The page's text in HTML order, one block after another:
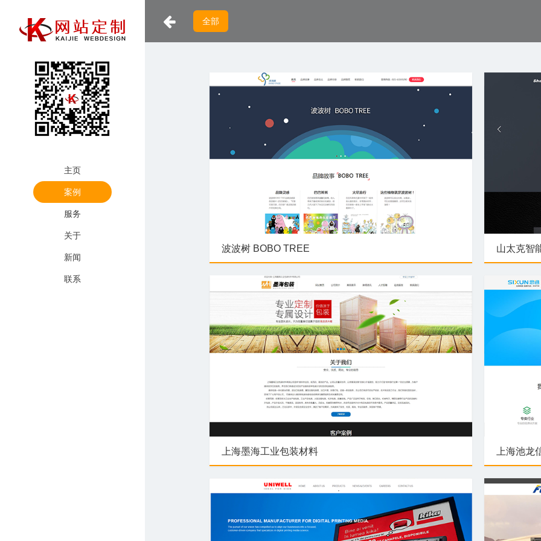
主页
案例
服务
关于
新闻
联系
全部
波波树 BOBO TREE 山太克智
上海墨海工业包装材料 上海池龙